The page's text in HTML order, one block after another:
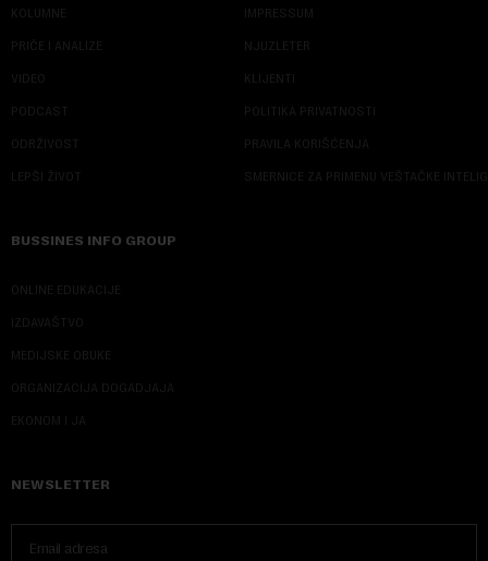
KOLUMNE
PRIČE I ANALIZE
VIDEO
PODCAST
ODRŽIVOST
LEPŠI ŽIVOT
IMPRESSUM
NJUZLETER
KLIJENTI
POLITIKA PRIVATNOSTI
PRAVILA KORIŠĆENJA
SMERNICE ZA PRIMENU VEŠTAČKE
BUSSINES INFO GROUP
ONLINE EDUKACIJE
IZDAVAŠTVO
MEDIJSKE OBUKE
ORGANIZACIJA DOGADJAJA
EKONOM I JA
NEWSLETTER